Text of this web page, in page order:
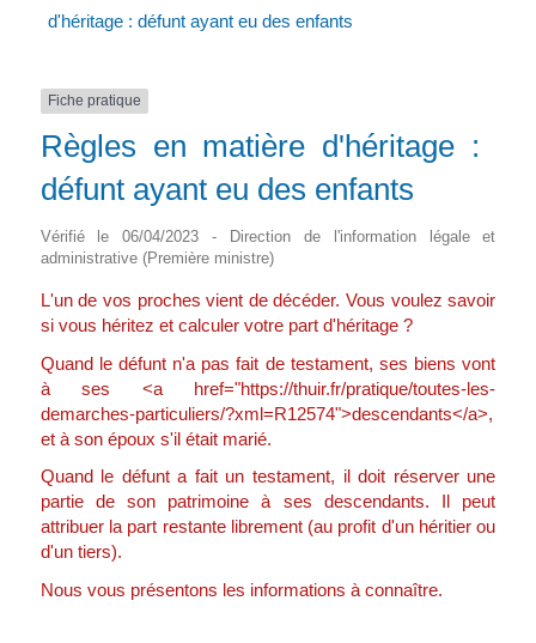
d'héritage : défunt ayant eu des enfants
Fiche pratique
Règles en matière d'héritage :
défunt ayant eu des enfants
Vérifié le 06/04/2023 - Direction de l'information légale et
administrative (Première ministre)
L'un de vos proches vient de décéder. Vous voulez savoir
si vous héritez et calculer votre part d'héritage ?
Quand le défunt n'a pas fait de testament, ses biens vont
à ses <a href="https://thuir.fr/pratique/toutes-les-
demarches-particuliers/?xml=R12574">descendants</a>,
et à son époux s'il était marié.
Quand le défunt a fait un testament, il doit réserver une
partie de son patrimoine à ses descendants. Il peut
attribuer la part restante librement (au profit d'un héritier ou
d'un tiers).
Nous vous présentons les informations à connaître.